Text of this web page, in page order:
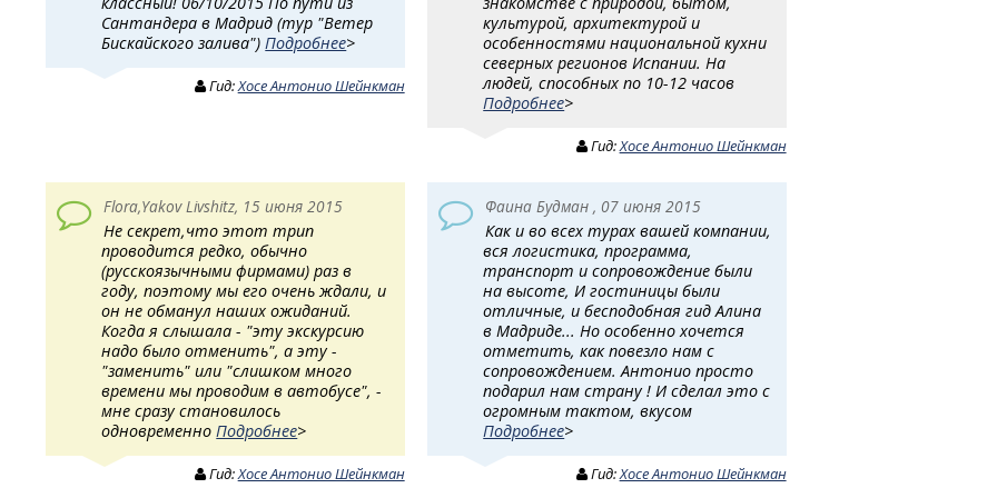
Сантандера в Мадрид (тур "Ветер
Бискайского залива")Подробнее>
Гид:Хосе Антонио Шейнкман
культурой, архитектурой и
особенностями национальной кухни
северных регионов Испании. На
людей, способных по 10-12 часов
Подробнее>
Гид:Хосе Антонио Шейнкман
Flora,Yakov Livshitz, 15 июня 2015
Не секрет,что этот трип
проводится редко, обычно
(русскоязычными фирмами) раз в
году, поэтому мы его очень ждали, и
он не обманул наших ожиданий.
Когда я слышала - "эту экскурсию
надо было отменить", а эту -
"заменить" или "слишком много
времени мы проводим в автобусе", -
мне сразу становилось
одновременно Подробнее>
Гид:Хосе Антонио Шейнкман
Фаина Будман , 07 июня 2015
Как и во всех турах вашей компании,
вся логистика, программа,
транспорт и сопровождение были
на высоте, И гостиницы были
отличные, и бесподобная гид Алина
в Мадриде... Но особенно хочется
отметить, как повезло нам с
сопровождением. Антонио просто
подарил нам страну ! И сделал это с
огромным тактом, вкусом
Подробнее>
Гид:Хосе Антонио Шейнкман